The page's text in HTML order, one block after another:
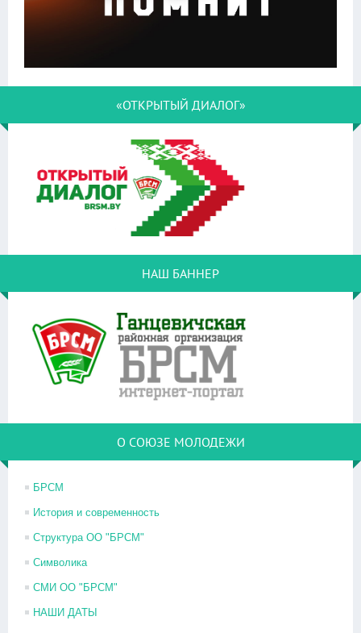
«ОТКРЫТЫЙ ДИАЛОГ»
НАШ БАННЕР
О СОЮЗЕ МОЛОДЕЖИ
БРСМ
История и современность
Структура ОО "БРСМ"
Символика
СМИ ОО "БРСМ"
НАШИ ДАТЫ